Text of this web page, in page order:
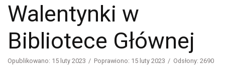
Walentynki w
Bibliotece Głównej
Opublikowano: 15 luty 2023 Poprawiono: 15 luty 2023 Odsłony: 2690